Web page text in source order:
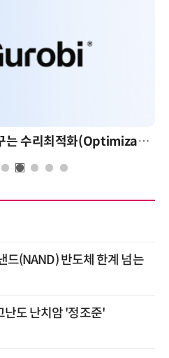
AI 시대의 의사결정을 바꾸는 수리최적화(Optimization): 실제 산업 적용 사례와 활용 전략
드(NAND) 반도체 한계 넘는
도 난치암 '정조준'